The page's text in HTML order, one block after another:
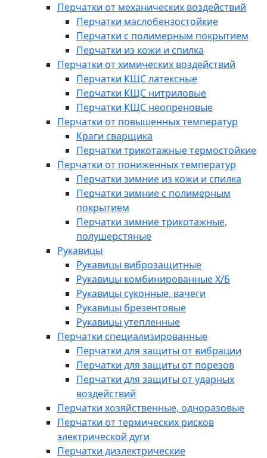
Перчатки от механических воздействий
Перчатки маслобензостойкие
Перчатки с полимерным покрытием
Перчатки из кожи и спилка
Перчатки от химических воздействий
Перчатки КЩС латексные
Перчатки КЩС нитриловые
Перчатки КЩС неопреновые
Перчатки от повышенных температур
Краги сварщика
Перчатки трикотажные термостойкие
Перчатки от пониженных температур
Перчатки зимние из кожи и спилка
Перчатки зимние с полимерным
покрытием
Перчатки зимние трикотажные,
полушерстяные
Рукавицы
Рукавицы виброзащитные
Рукавицы комбинированные Х/Б
Рукавицы суконные, вачеги
Рукавицы брезентовые
Рукавицы утепленные
Перчатки специализированные
Перчатки для защиты от вибрации
Перчатки для защиты от порезов
Перчатки для защиты от ударных
воздействий
Перчатки хозяйственные, одноразовые
Перчатки от термических рисков
электрической дуги
Перчатки диэлектрические